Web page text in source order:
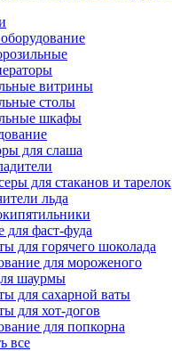
витрины
столы
шкафы
для слаша
для стаканов и тарелок
льда
для фаст-фуда
для горячего шоколада
для мороженого
шаурмы
для сахарной ваты
для хот-догов
для попкорна
все